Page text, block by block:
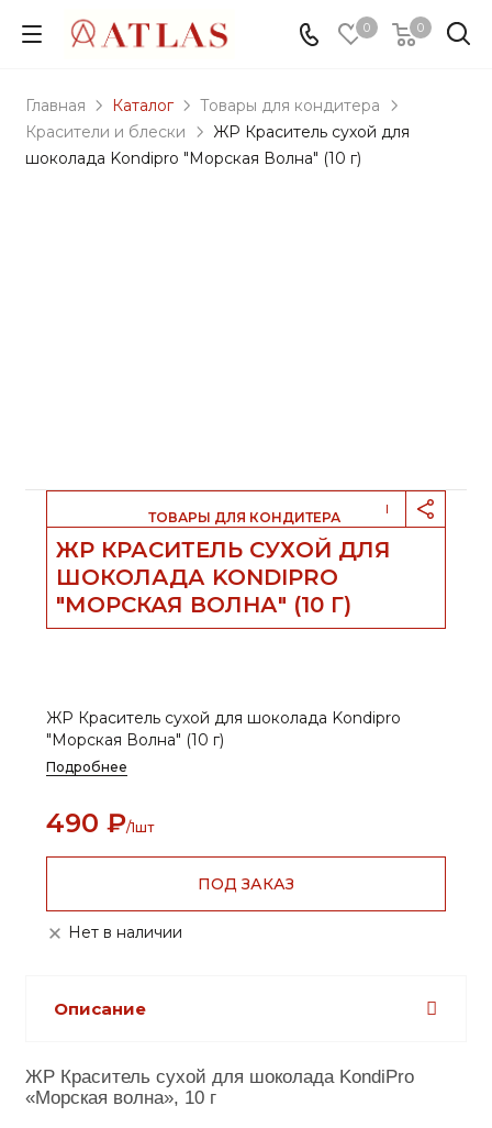
0 0
Главная Каталог
Товары для кондитера
Красители и блески
ЖР Краситель сухой для
шоколада Kondipro "Морская Волна" (10 г)
                            ТОВАРЫ ДЛЯ КОНДИТЕРА
ЖР КРАСИТЕЛЬ СУХОЙ ДЛЯ
ШОКОЛАДА KONDIPRO
"МОРСКАЯ ВОЛНА" (10 Г)
ЖР Краситель сухой для шоколада Kondipro
"Морская Волна" (10 г)
Подробнее
490 ₽/1шт
ПОД ЗАКАЗ
Нет в наличии
Описание
ЖР Краситель сухой для шоколада KondiPro
«Морская волна», 10 г​